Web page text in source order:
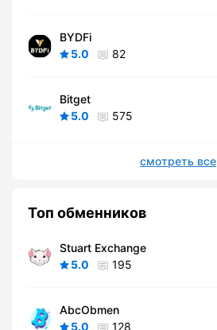
BYDFi
5.0
82
Bitget
5.0
575
смотреть все
Топ обменников
Stuart Exchange
5.0
195
AbcObmen
5.0
128